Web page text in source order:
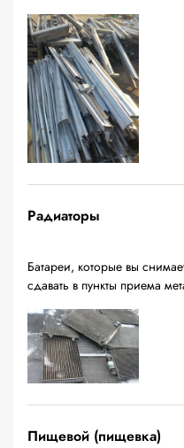
Радиаторы
Батареи, которые вы
сдавать в пункты приема
Пищевой (пищевка)